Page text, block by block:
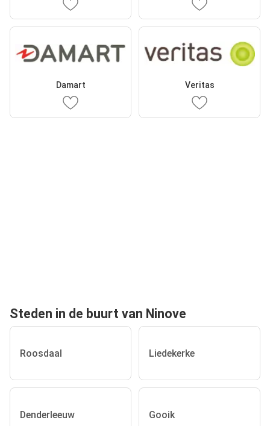
Damart Veritas
Steden in de buurt van Ninove
Roosdaal Liedekerke
Denderleeuw Gooik